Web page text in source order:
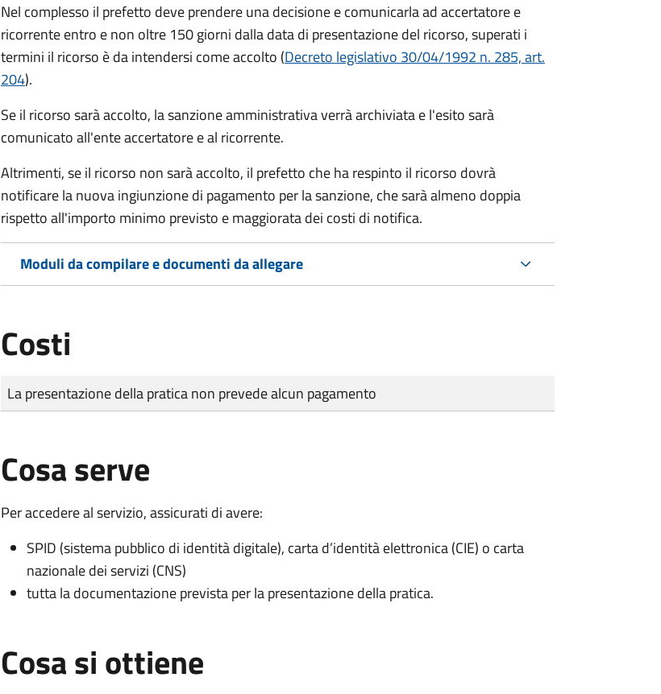
Nel complesso il prefetto deve prendere una decisione e comunicarla ad accertatore e
ricorrente entro e non oltre 150 giorni dalla data di presentazione del ricorso, superati i
termini il ricorso è da intendersi come accolto (Decreto legislativo 30/04/1992 n. 285, art.
204).
Se il ricorso sarà accolto, la sanzione amministrativa verrà archiviata e l'esito sarà
comunicato all'ente accertatore e al ricorrente.
Altrimenti, se il ricorso non sarà accolto, il prefetto che ha respinto il ricorso dovrà
notificare la nuova ingiunzione di pagamento per la sanzione, che sarà almeno doppia
rispetto all'importo minimo previsto e maggiorata dei costi di notifica.
Moduli da compilare e documenti da allegare
Costi
Tipo di pagamento
Importo
La presentazione della pratica non prevede alcun pagamento
Cosa serve
Per accedere al servizio, assicurati di avere:
SPID (sistema pubblico di identità digitale), carta d’identità elettronica (CIE) o carta
nazionale dei servizi (CNS)
tutta la documentazione prevista per la presentazione della pratica.
Cosa si ottiene